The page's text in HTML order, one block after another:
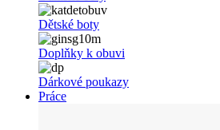
Dětské boty
Doplňky k obuvi
Dárkové poukazy
Práce